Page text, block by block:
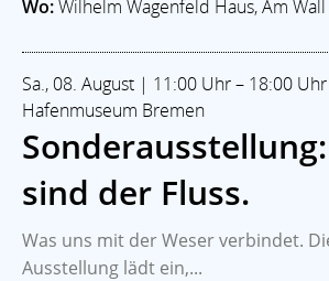
Wo:Wilhelm Wagenfeld Haus, Am
Sa., 08. August | 11:00 Uhr – 18:00
Hafenmuseum Bremen
sind der Fluss.
Was uns mit der Weser verbindet.
Ausstellung lädt ein,...